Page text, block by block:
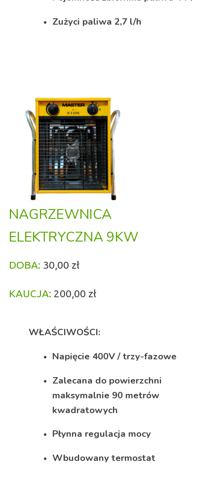
Zużyci paliwa 2,7 l/h
NAGRZEWNICA
ELEKTRYCZNA 9KW
DOBA: 30,00 zł
KAUCJA: 200,00 zł
WŁAŚCIWOŚCI:
Napięcie 400V / trzy-fazowe
Zalecana do powierzchni
maksymalnie 90 metrów
kwadratowych
Płynna regulacja mocy
Wbudowany termostat